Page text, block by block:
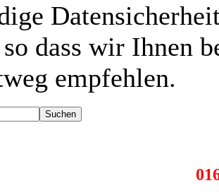
dass wir Ihnen
empfehlen.